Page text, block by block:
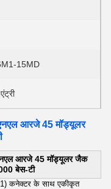
15MD
आरजे 45 मॉड्यूलर
आरजे 45 मॉड्यूलर जैक
बेस-टी
1) कनेक्टर के साथ एकीकृत